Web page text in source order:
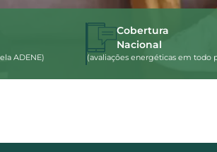
ADENE)
Cobertura
Nacional
(avaliações energéticas em todo